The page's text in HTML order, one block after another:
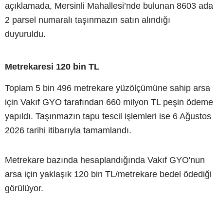
açıklamada, Mersinli Mahallesi’nde bulunan 8603 ada
2 parsel numaralı taşınmazın satın alındığı
duyuruldu.
Metrekaresi 120 bin TL
Toplam 5 bin 496 metrekare yüzölçümüne sahip arsa
için Vakıf GYO tarafından 660 milyon TL peşin ödeme
yapıldı. Taşınmazın tapu tescil işlemleri ise 6 Ağustos
2026 tarihi itibarıyla tamamlandı.
Metrekare bazında hesaplandığında Vakıf GYO'nun
arsa için yaklaşık 120 bin TL/metrekare bedel ödediği
görülüyor.